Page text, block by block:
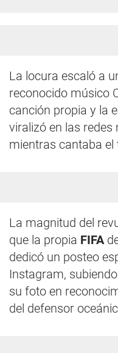
La locura escaló a
reconocido músico
canción propia y la
viralizó en las
mientras cantaba
La magnitud del
que la propia FIFA
dedicó un posteo
Instagram,
su foto en
del defensor